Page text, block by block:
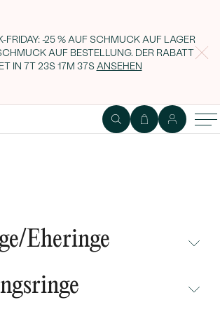
FRIDAY: -25 % AUF SCHMUCK AUF LAGER
AUF BESTELLUNG. DER RABATT
IN 7T 23S 17M 36SANSEHEN
Eheringe